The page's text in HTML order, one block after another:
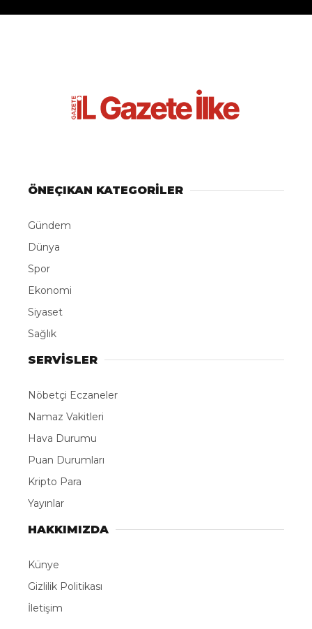
Kamera önündeki başarılı performansı ve modellik
çalışmalarıyla dikkat çeken çocuk oyuncu ve model
Nisanur, müzik dünyasına “Nisella” sahne adıyla
**”Süslümüyüm”**ü müzikseverlerin beğenisine
sundu.
öne çıkan “Süslümüyüm”, yayınlanmasının ardından
Spotify başta olmak üzere tüm dijital müzik
platformlarında dinleyicilerle buluştu. Şarkı, sosyal
medyada da ilgi görmeye başladı.
yolculuğunda yeni bir sayfa açarken, farklı
alanlardaki üretimleriyle dikkat çekmeye devam